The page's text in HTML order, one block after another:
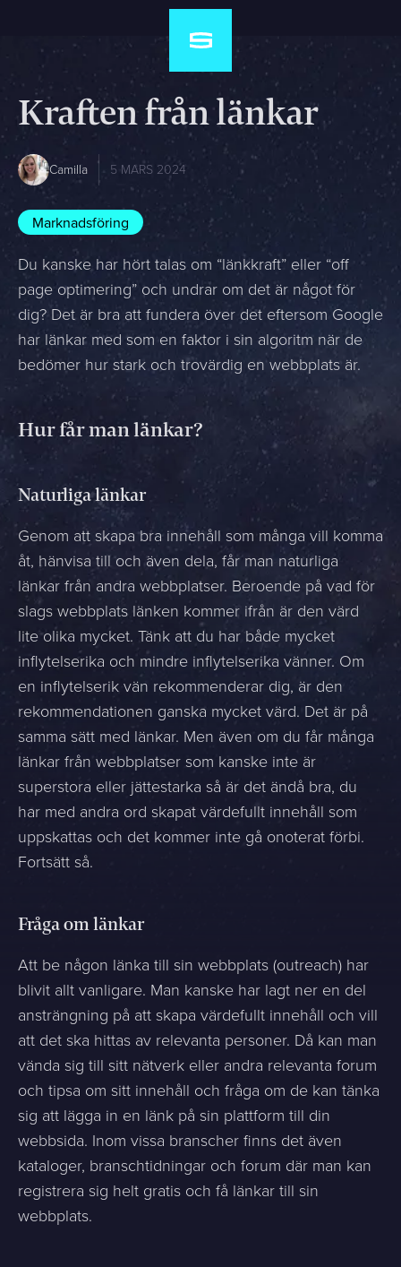
Kraften från länkar
Camilla 5 MARS 2024
Marknadsföring
Du kanske har hört talas om “länkkraft” eller “off
page optimering” och undrar om det är något för
dig? Det är bra att fundera över det eftersom Google
har länkar med som en faktor i sin algoritm när de
bedömer hur stark och trovärdig en webbplats är.
Hur får man länkar?
Naturliga länkar
Genom att skapa bra innehåll som många vill komma
åt, hänvisa till och även dela, får man naturliga
länkar från andra webbplatser. Beroende på vad för
slags webbplats länken kommer ifrån är den värd
lite olika mycket. Tänk att du har både mycket
inflytelserika och mindre inflytelserika vänner. Om
en inflytelserik vän rekommenderar dig, är den
rekommendationen ganska mycket värd. Det är på
samma sätt med länkar. Men även om du får många
länkar från webbplatser som kanske inte är
superstora eller jättestarka så är det ändå bra, du
har med andra ord skapat värdefullt innehåll som
uppskattas och det kommer inte gå onoterat förbi.
Fortsätt så.
Fråga om länkar
Att be någon länka till sin webbplats (outreach) har
blivit allt vanligare. Man kanske har lagt ner en del
ansträngning på att skapa värdefullt innehåll och vill
att det ska hittas av relevanta personer. Då kan man
vända sig till sitt nätverk eller andra relevanta forum
och tipsa om sitt innehåll och fråga om de kan tänka
sig att lägga in en länk på sin plattform till din
webbsida. Inom vissa branscher finns det även
kataloger, branschtidningar och forum där man kan
registrera sig helt gratis och få länkar till sin
webbplats.